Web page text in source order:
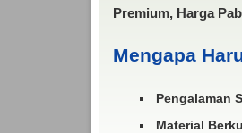
Premium, Harga
Mengapa
Pengalaman
Material